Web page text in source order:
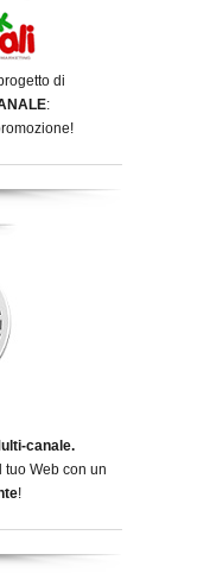
di
:
canale.
tuo Web con un
!